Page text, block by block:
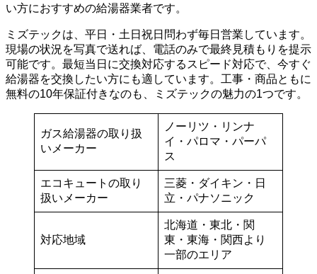
い方におすすめの給湯器業者です。
ミズテックは、平日・土日祝日問わず毎日営業しています。
現場の状況を写真で送れば、電話のみで最終見積もりを提示
可能です。最短当日に交換対応するスピード対応で、今すぐ
給湯器を交換したい方にも適しています。工事・商品ともに
無料の10年保証付きなのも、ミズテックの魅力の1つです。
ガス給湯器の取り扱
いメーカー
ノーリツ・リンナ
イ・パロマ・パーパ
ス
エコキュートの取り
扱いメーカー
三菱・ダイキン・日
立・パナソニック
対応地域
北海道・東北・関
東・東海・関西より
一部のエリア